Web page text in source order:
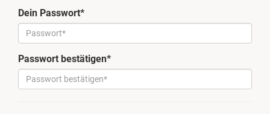
Dein Passwort*
Passwort bestätigen*